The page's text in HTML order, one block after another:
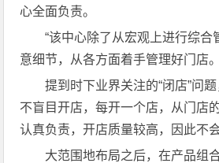
心全面负责。
“该中心除了从宏观上进行综合
意细节，从各方面着手管理好门店
提到时下业界关注的“闭店”问
不盲目开店，每开一个店，从门店
认真负责，开店质量较高，因此不会
大范围地布局之后，在产品组